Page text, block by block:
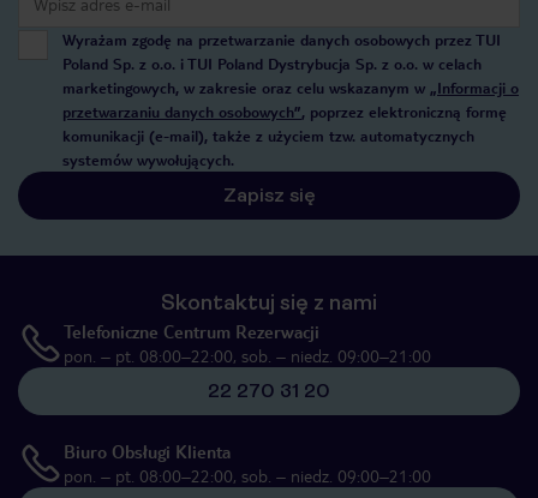
Wyrażam zgodę na przetwarzanie danych osobowych przez TUI
Poland Sp. z o.o. i TUI Poland Dystrybucja Sp. z o.o. w celach
marketingowych, w zakresie oraz celu wskazanym w „Informacji o
przetwarzaniu danych osobowych”, poprzez elektroniczną formę
komunikacji (e-mail), także z użyciem tzw. automatycznych
systemów wywołujących.
Zapisz się
Skontaktuj się z nami
Telefoniczne Centrum Rezerwacji
pon. – pt. 08:00–22:00, sob. – niedz. 09:00–21:00
22 270 31 20
Biuro Obsługi Klienta
pon. – pt. 08:00–22:00, sob. – niedz. 09:00–21:00